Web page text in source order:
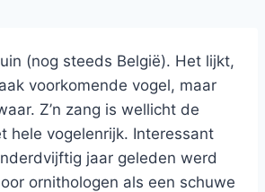
(nog steeds België). Het lijkt,
voorkomende vogel, maar
Z’n zang is wellicht de
hele vogelenrijk. Interessant
jaar geleden werd
ornithologen als een schuwe